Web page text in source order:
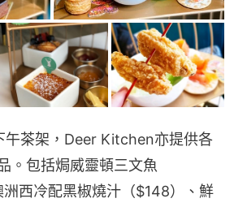
午茶架，Deer Kitchen亦提供各
。包括焗威靈頓三文魚
洲西冷配黑椒燒汁（$148）、鮮